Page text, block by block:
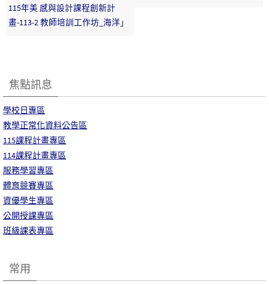
115年美 感與設計課程創新計
畫-113-2 教師培訓工作坊_海洋」
焦點訊息
學校日專區
教學正常化資料公告區
115課程計畫專區
114課程計畫專區
服務學習專區
體育競賽專區
資優學生專區
公開授課專區
班級課表專區
常用